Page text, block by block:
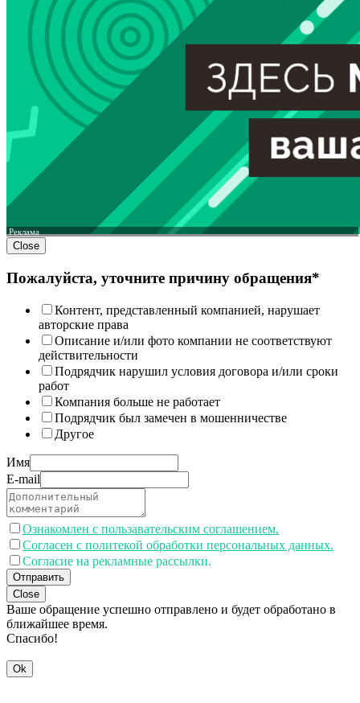
Реклама
Close
Пожалуйста, уточните причину обращения*
Контент, представленный компанией, нарушает
авторские права
Описание и/или фото компании не соответствуют
действительности
Подрядчик нарушил условия договора и/или сроки
работ
Компания больше не работает
Подрядчик был замечен в мошенничестве
Другое
Имя
E-mail
Ознакомлен с пользавательским соглашением.
Согласен с политекой обработки персональных данных.
Согласие на рекламные рассылки.
Отправить
Close
Ваше обращение успешно отправлено и будет обработано в
ближайшее время.
Спасибо!
Ok